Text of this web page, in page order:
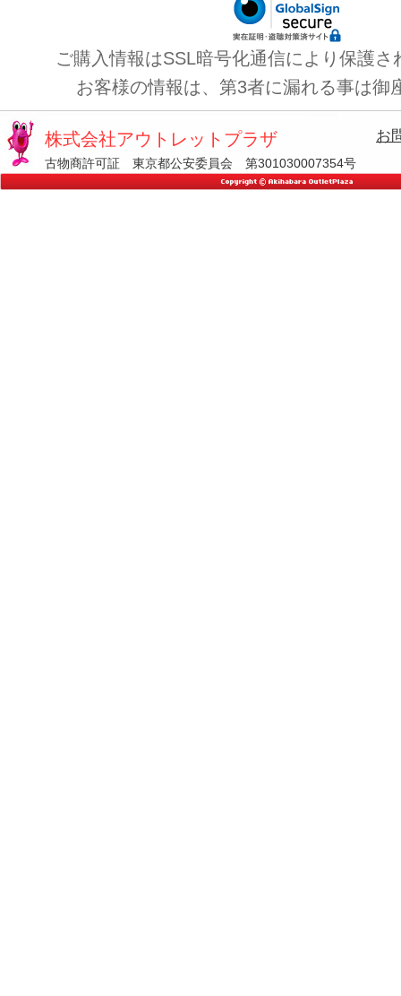
ご購入情報はSSL暗号化通信により保護さ
お客様の情報は、第3者に漏れる事は御
株式会社アウトレットプラザ
古物商許可証 東京都公安委員会 第301030007354号
お